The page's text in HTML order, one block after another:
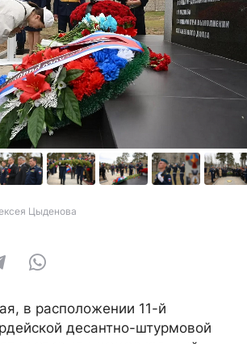
Цыденова
в расположении 11-й
десантно-штурмовой